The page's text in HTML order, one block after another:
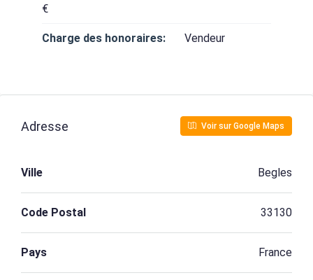
€
Charge des honoraires: Vendeur
Adresse Voir sur Google Maps
Ville Begles
Code Postal 33130
Pays France